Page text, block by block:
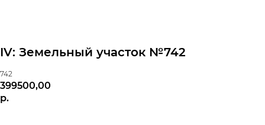
IV: Земельный участок №742
742
399500,00
р.